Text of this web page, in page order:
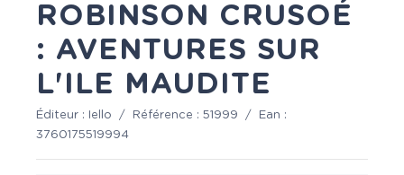
ROBINSON CRUSOÉ
: AVENTURES SUR
L'ILE MAUDITE
Éditeur : Iello / Référence : 51999 /
Ean :
3760175519994